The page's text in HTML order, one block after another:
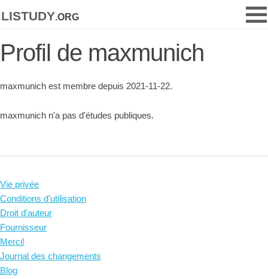
listudy.org
Profil de maxmunich
maxmunich est membre depuis 2021-11-22.
maxmunich n'a pas d'études publiques.
Vie privée
Conditions d'utilisation
Droit d'auteur
Fournisseur
Merci!
Journal des changements
Blog